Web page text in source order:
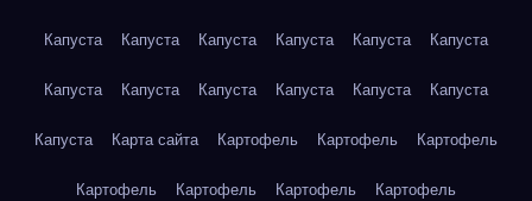
Капуста Капуста Капуста Капуста Капуста Капуста
Капуста Капуста Капуста Капуста Капуста Капуста
Капуста Карта сайта Картофель Картофель Картофель
Картофель Картофель Картофель Картофель